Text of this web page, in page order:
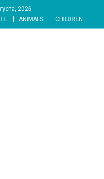
2026
ANIMALS CHILDREN